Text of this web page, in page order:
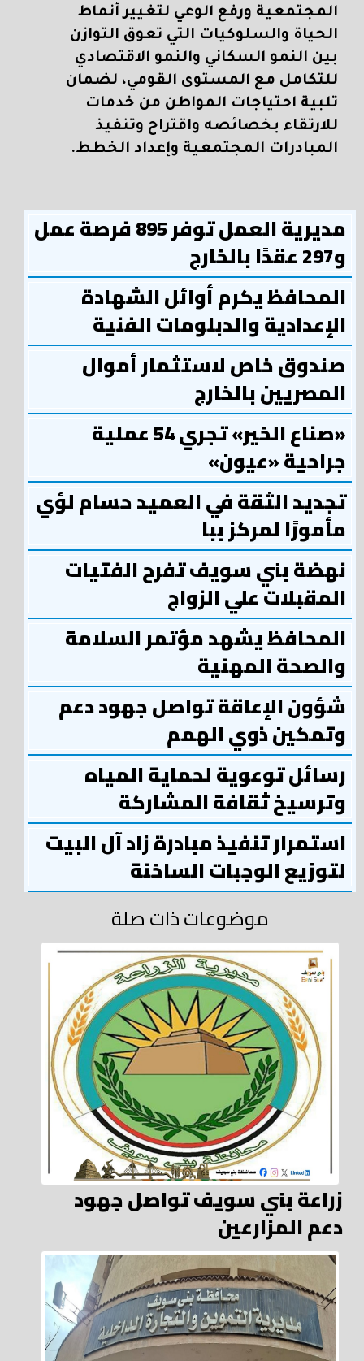
المجتمعية ورفع الوعي لتغيير أنماط
الحياة والسلوكيات التي تعوق التوازن
بين النمو السكاني والنمو الاقتصادي
للتكامل مع المستوى القومي، لضمان
تلبية احتياجات المواطن من خدمات
للارتقاء بخصائصه واقتراح وتنفيذ
المبادرات المجتمعية وإعداد الخطط.
مديرية العمل توفر 895 فرصة عمل
و297 عقدًا بالخارج
المحافظ يكرم أوائل الشهادة
الإعدادية والدبلومات الفنية
صندوق خاص لاستثمار أموال
المصريين بالخارج
«صناع الخير» تجري 54 عملية
جراحية «عيون»
تجديد الثقة في العميد حسام لؤي
مأمورًا لمركز ببا
نهضة بني سويف تفرح الفتيات
المقبلات علي الزواج
المحافظ يشهد مؤتمر السلامة
والصحة المهنية
شؤون الإعاقة تواصل جهود دعم
وتمكين ذوي الهمم
رسائل توعوية لحماية المياه
وترسيخ ثقافة المشاركة
استمرار تنفيذ مبادرة زاد آل البيت
لتوزيع الوجبات الساخنة
موضوعات ذات صلة
زراعة بني سويف تواصل جهود
دعم المزارعين